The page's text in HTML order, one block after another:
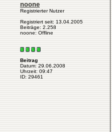
noone
Registrierter Nutzer
Registriert seit: 13.04.2005
Beiträge: 2.258
noone: Offline
Beitrag
Datum: 29.06.2008
Uhrzeit: 09:47
ID: 29461